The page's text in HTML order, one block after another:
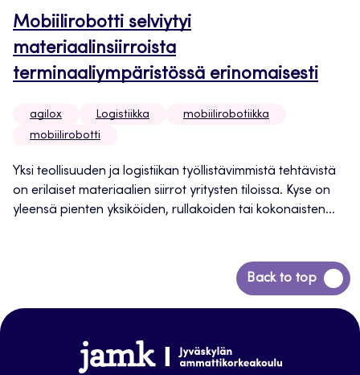
Mobiilirobotti selviytyi
materiaalinsiirroista
terminaaliympäristössä erinomaisesti
agilox Logistiikka
mobiilirobotiikka
mobiilirobotti
Yksi teollisuuden ja logistiikan työllistävimmistä tehtävistä
on erilaiset materiaalien siirrot yritysten tiloissa. Kyse on
yleensä pienten yksiköiden, rullakoiden tai kokonaisten...
Back to top
Siirry
takaisin
www.jamk.fi